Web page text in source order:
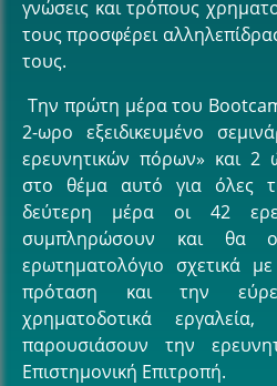
γνώσεις και τρόπους
τους προσφέρει
τους.
Την πρώτη μέρα του
2-ωρο εξειδικευμένο
ερευνητικών πόρων» και
στο θέμα αυτό για όλες
δεύτερη μέρα οι 42
συμπληρώσουν και θα
ερωτηματολόγιο σχετικά
πρόταση και την
χρηματοδοτικά
παρουσιάσουν την
Επιστημονική Επιτροπή.